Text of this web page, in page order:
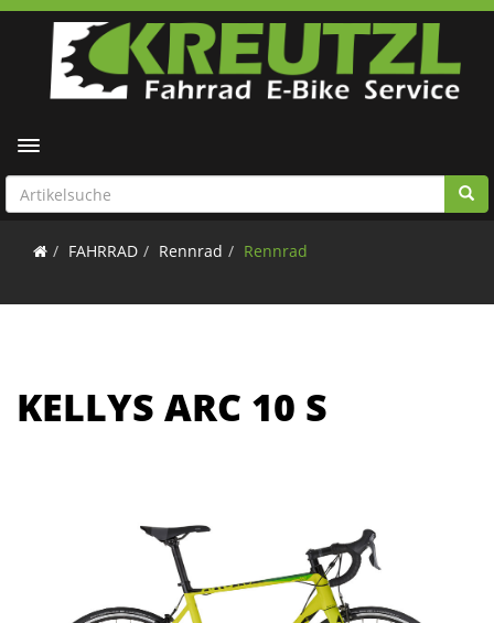
Toggle navigation
FAHRRAD Rennrad Rennrad
KELLYS ARC 10 S